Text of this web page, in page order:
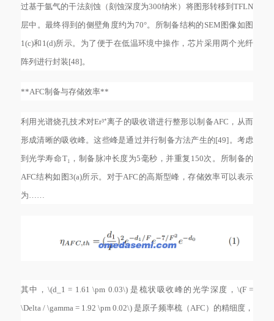
过基于氩气的干法刻蚀（刻蚀深度为300纳米）将图形转移到TFLN
层中。最终得到的侧壁角度约为70°。所制备结构的SEM图像如图
1(c)和1(d)所示。为了便于在低温环境中操作，芯片采用两个光纤
阵列进行封装[48]。
**AFC制备与存储效率**
利用光谱烧孔技术对Er³⁺离子的吸收谱进行整形以制备AFC，从而
形成清晰的吸收峰。这些峰是通过并行制备方法产生的[49]。考虑
到光学寿命T₁，制备脉冲长度为5毫秒，并重复150次。所制备的
AFC结构如图3(a)所示。对于AFC的高斯型峰，存储效率可以表示
为……
其中， \(d_1 = 1.61 \pm 0.03\) 是梳状吸收峰的光学深度，\(F =
\Delta / \gamma = 1.92 \pm 0.02\) 是原子频率梳（AFC）的精细度，